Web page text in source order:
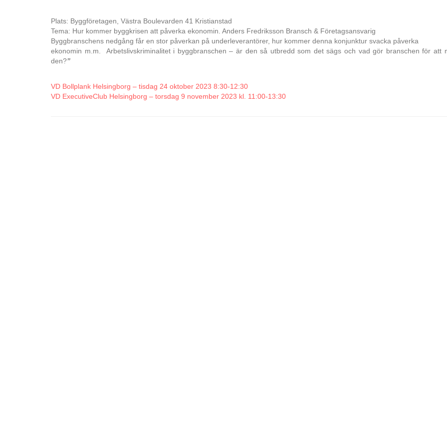
Plats: Byggföretagen, Västra Boulevarden 41 Kristianstad
Tema: Hur kommer byggkrisen att påverka ekonomin. Anders Fredriksson Bransch & Företagsansvarig
Byggbranschens nedgång får en stor påverkan på underleverantörer, hur kommer denna konjunktur svacka påverka
ekonomin m.m. Arbetslivskriminalitet i byggbranschen – är den så utbredd som det sägs och vad gör branschen för att
den?”
VD Bollplank Helsingborg – tisdag 24 oktober 2023 8:30-12:30
VD ExecutiveClub Helsingborg – torsdag 9 november 2023 kl. 11:00-13:30